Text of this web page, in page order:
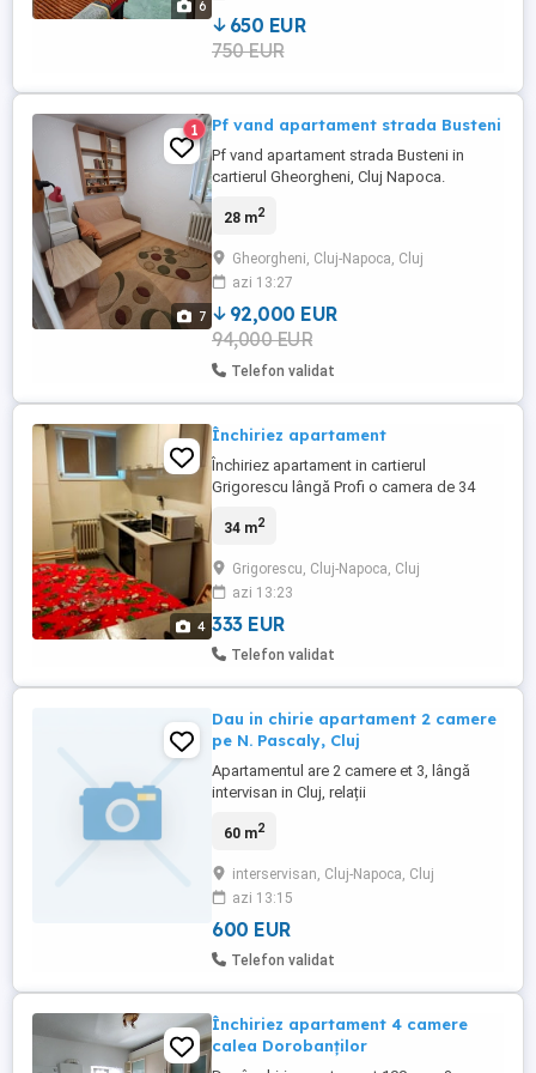
6
disponibile. Dispune ...
650 EUR
750 EUR
7
1 Pf vand apartament strada Busteni
Pf vand apartament strada Busteni in
cartierul Gheorgheni, Cluj Napoca.
dormitor, living cu bucatarie, hol,baie cu
apropierea statiilor de autobuz si a
magazinelor, locatie foarte linistită. Pretul
apartamentului 92000 euro. ...
28 m2
Gheorgheni, Cluj-Napoca, Cluj
azi 13:27
92,000 EUR
94,000 EUR
Telefon validat
4
Închiriez apartament
Închiriez apartament in cartierul
Grigorescu lângă Profi o camera de 34
izolat,termopane,ușă
de statia de bus.nu colaborez cu agenții.
34 m2
Grigorescu, Cluj-Napoca, Cluj
azi 13:23
333 EUR
Telefon validat
Dau in chirie apartament 2 camere
pe N. Pascaly, Cluj
Apartamentul are 2 camere et 3, lângă
intervisan in Cluj, relații
60 m2
interservisan, Cluj-Napoca, Cluj
azi 13:15
600 EUR
Telefon validat
Închiriez apartament 4 camere
calea Dorobanților